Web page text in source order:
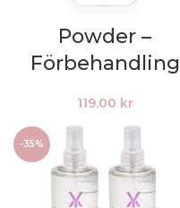
Powder –
Förbehandling
119.00 kr
-35%